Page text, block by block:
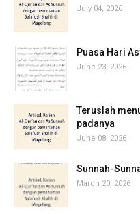
July 04, 2026
Puasa Hari
June 23, 2026
Teruslah
padanya
June 08, 2026
Sunnah-
March 20, 2026